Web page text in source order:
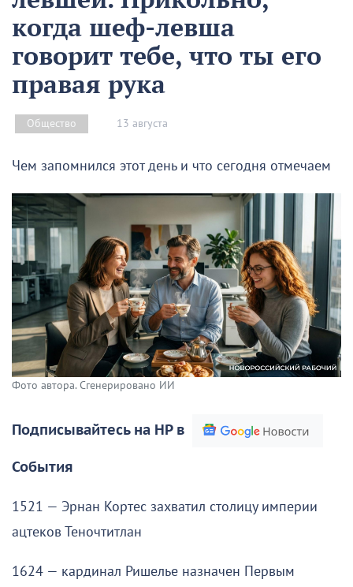
когда шеф-левша
говорит тебе, что ты его
правая рука
Общество 13 августа
Чем запомнился этот день и что сегодня отмечаем
Фото автора. Сгенерировано ИИ
Подписывайтесь на НР в
События
1521 — Эрнан Кортес захватил столицу империи
ацтеков Теночтитлан
1624 — кардинал Ришелье назначен Первым